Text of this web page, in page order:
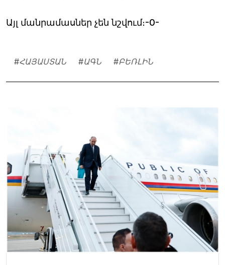
Այլ մանրամասներ չեն նշվում։-0-
#ՀԱՅԱՍՏԱՆ #ԱԳՆ #ԲԵՌԼԻՆ